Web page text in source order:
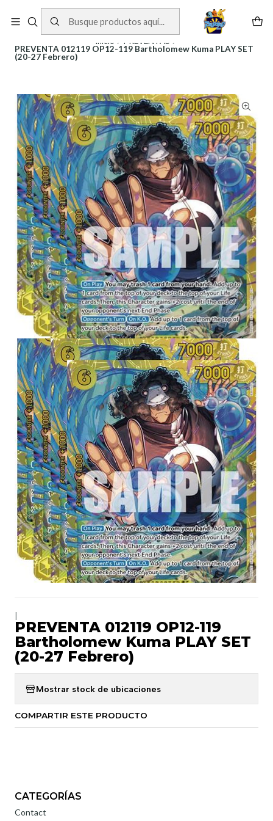
Inicio
PREVENTAS
PREVENTA 012119 OP12-119 Bartholomew Kuma PLAY SET
(20-27 Febrero)
PREVENTA 012119 OP12-119
Bartholomew Kuma PLAY SET
(20-27 Febrero)
Mostrar stock de ubicaciones
COMPARTIR ESTE PRODUCTO
CATEGORÍAS
Contact